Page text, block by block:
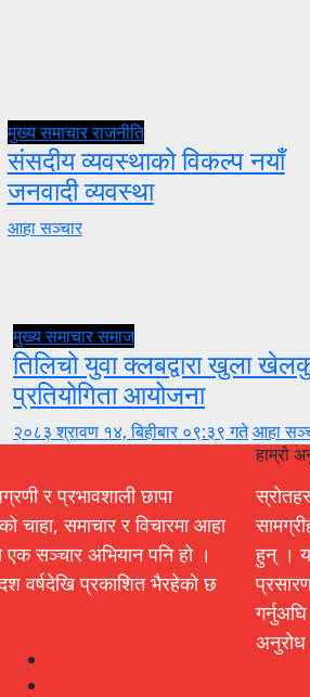
मुख्य समाचारराजनीति
संसदीय व्यवस्थाको विकल्प नयाँ
जनवादी व्यवस्था
आहा सञ्चार
मुख्य समाचारसमाज
तिलिचो युवा क्लबद्वारा खुला
प्रतियोगिता आयोजना
२०८३ श्रावण १४, बिहीबार ०९:३९ गतेआहा
र प्रभावशाली छापा
चाहा, समाचार र विचारमा आहा
एक सञ्चार अभियान पनि हो ।
वर्षदेखि प्रकाशित भैरहेको छ
हाम्रो
हुन् ।
अनुरोध